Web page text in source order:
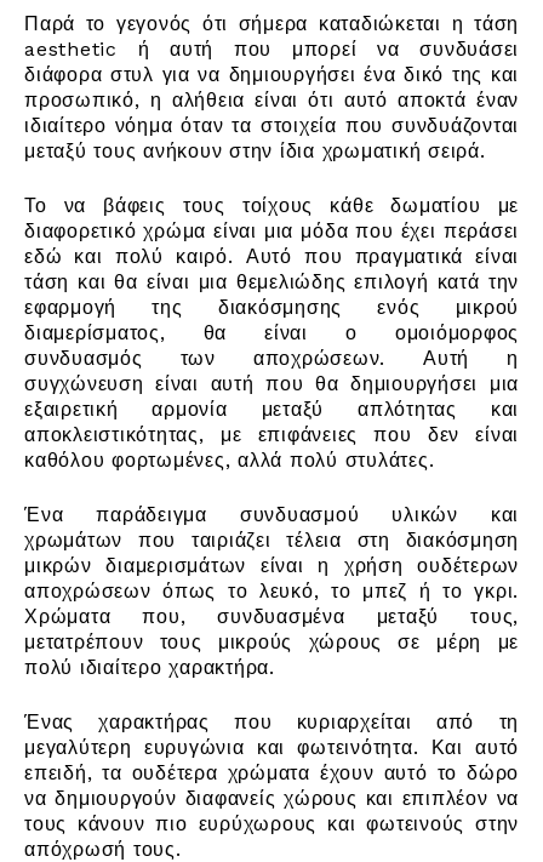
Παρά το γεγονός ότι σήμερα καταδιώκεται η τάση
aesthetic ή αυτή που μπορεί να συνδυάσει
διάφορα στυλ για να δημιουργήσει ένα δικό της και
προσωπικό, η αλήθεια είναι ότι αυτό αποκτά έναν
ιδιαίτερο νόημα όταν τα στοιχεία που συνδυάζονται
μεταξύ τους ανήκουν στην ίδια χρωματική σειρά.
Το να βάφεις τους τοίχους κάθε δωματίου με
διαφορετικό χρώμα είναι μια μόδα που έχει περάσει
εδώ και πολύ καιρό. Αυτό που πραγματικά είναι
τάση και θα είναι μια θεμελιώδης επιλογή κατά την
εφαρμογή της διακόσμησης ενός μικρού
διαμερίσματος, θα είναι ο ομοιόμορφος
συνδυασμός των αποχρώσεων. Αυτή η
συγχώνευση είναι αυτή που θα δημιουργήσει μια
εξαιρετική αρμονία μεταξύ απλότητας και
αποκλειστικότητας, με επιφάνειες που δεν είναι
καθόλου φορτωμένες, αλλά πολύ στυλάτες.
Ένα παράδειγμα συνδυασμού υλικών και
χρωμάτων που ταιριάζει τέλεια στη διακόσμηση
μικρών διαμερισμάτων είναι η χρήση ουδέτερων
αποχρώσεων όπως το λευκό, το μπεζ ή το γκρι.
Χρώματα που, συνδυασμένα μεταξύ τους,
μετατρέπουν τους μικρούς χώρους σε μέρη με
πολύ ιδιαίτερο χαρακτήρα.
Ένας χαρακτήρας που κυριαρχείται από τη
μεγαλύτερη ευρυγώνια και φωτεινότητα. Και αυτό
επειδή, τα ουδέτερα χρώματα έχουν αυτό το δώρο
να δημιουργούν διαφανείς χώρους και επιπλέον να
τους κάνουν πιο ευρύχωρους και φωτεινούς στην
απόχρωσή τους.